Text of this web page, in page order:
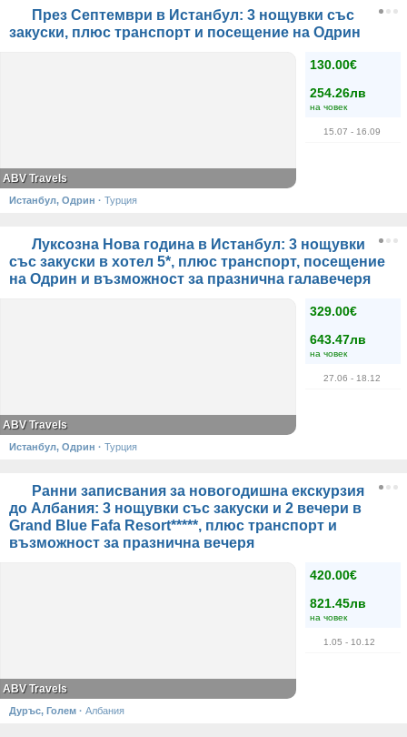
През Септември в Истанбул: 3 нощувки със
закуски, плюс транспорт и посещение на Одрин
130.00€
254.26лв
на човек
15.07 - 16.09
ABV Travels
Истанбул, Одрин · Турция
Луксозна Нова година в Истанбул: 3 нощувки
със закуски в хотел 5*, плюс транспорт, посещение
на Одрин и възможност за празнична галавечеря
329.00€
643.47лв
на човек
27.06 - 18.12
ABV Travels
Истанбул, Одрин · Турция
Ранни записвания за новогодишна екскурзия
до Албания: 3 нощувки със закуски и 2 вечери в
Grand Blue Fafa Resort*****, плюс транспорт и
възможност за празнична вечеря
420.00€
821.45лв
на човек
1.05 - 10.12
ABV Travels
Дуръс, Голем · Албания